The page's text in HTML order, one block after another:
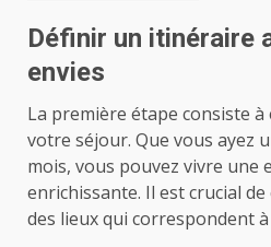
Définir un itinéraire
envies
La première étape consiste
votre séjour. Que vous ayez
mois, vous pouvez vivre une
enrichissante. Il est crucial
des lieux qui correspondent